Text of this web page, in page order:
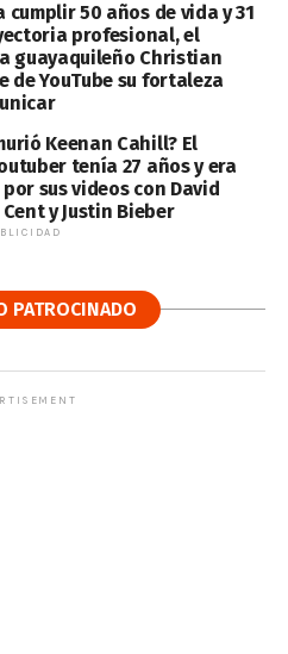
cumplir 50 años de vida y 31
profesional, el
guayaquileño Christian
de YouTube su fortaleza
Keenan Cahill? El
tenía 27 años y era
sus videos con David
y Justin Bieber
PATROCINADO